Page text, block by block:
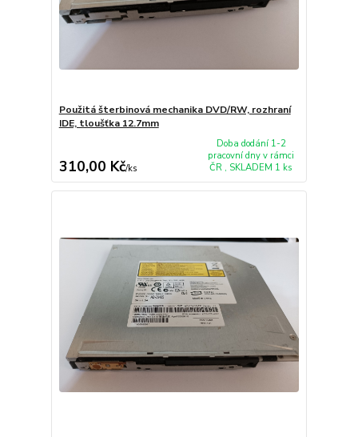
Použitá šterbinová mechanika DVD/RW, rozhraní
IDE, tloušťka 12.7mm
310,00 Kč/ks
Doba dodání 1-2
pracovní dny v rámci
ČR , SKLADEM 1 ks